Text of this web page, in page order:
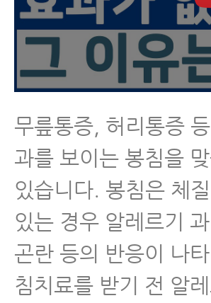
무릎통증, 허리통증
과를 보이는 봉침을
있습니다. 봉침은 체
있는 경우 알레르기
곤란 등의 반응이 나
침치료를 받기 전 알